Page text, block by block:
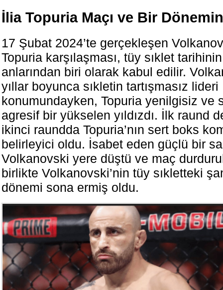
İlia Topuria Maçı ve Bir
17 Şubat 2024’te gerçekleşen
Topuria karşılaşması, tüy sıklet
anlarından biri olarak kabul edilir.
yıllar boyunca sıkletin tartışmasız lideri
konumundayken, Topuria yenilgisiz ve
agresif bir yükselen yıldızdı. İlk raund
ikinci raundda Topuria’nın sert boks
belirleyici oldu. İsabet eden güçlü bir
Volkanovski yere düştü ve maç
birlikte Volkanovski’nin tüy sıkletteki
dönemi sona ermiş oldu.